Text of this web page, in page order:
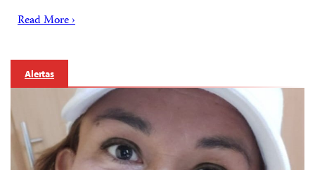
Read More ›
Alertas